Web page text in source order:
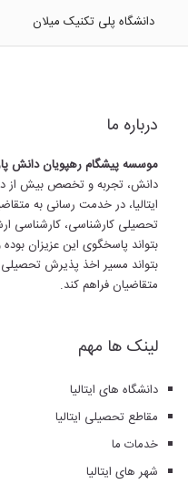
دانشگاه پلی تکنیک میلان
درباره ما
موسسه پیشگام رهپویان دانش
دانش، تجربه و تخصص بیش از ده
ایتالیا، در خدمت رسانی به
تحصیلی کارشناسی، کارشناسی
بتواند پاسخگوی این عزیزان
بتواند مسیر اخذ پذیرش
متقاضیان فراهم کند.
لینک ها مهم
دانشگاه های ایتالیا
مقاطع تحصیلی ایتالیا
خدمات ما
شهر های ایتالیا